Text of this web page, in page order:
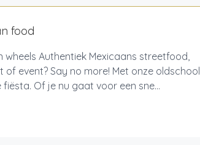
food
Authentiek Mexicaans streetfood,
event? Say no more! Met onze oldschool
Of je nu gaat voor een sne...